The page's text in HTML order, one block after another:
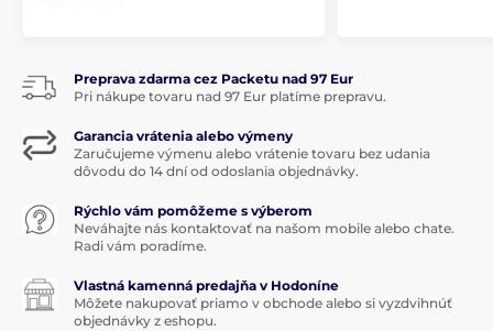
Preprava zdarma cez Packetu nad 97 Eur
Pri nákupe tovaru nad 97 Eur platíme prepravu.
Garancia vrátenia alebo výmeny
Zaručujeme výmenu alebo vrátenie tovaru bez udania
dôvodu do 14 dní od odoslania objednávky.
Rýchlo vám pomôžeme s výberom
Neváhajte nás kontaktovať na našom mobile alebo chate.
Radi vám poradíme.
Vlastná kamenná predajňa v Hodoníne
Môžete nakupovať priamo v obchode alebo si vyzdvihnúť
objednávky z eshopu.